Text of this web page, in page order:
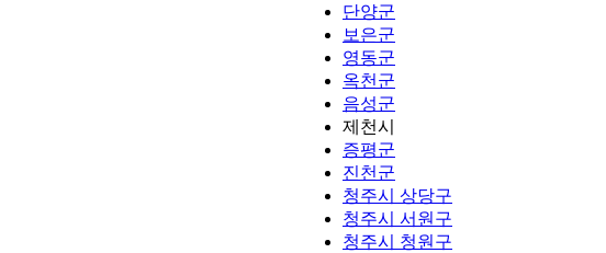
단양군
보은군
영동군
옥천군
음성군
제천시
증평군
진천군
청주시 상당구
청주시 서원구
청주시 청원구